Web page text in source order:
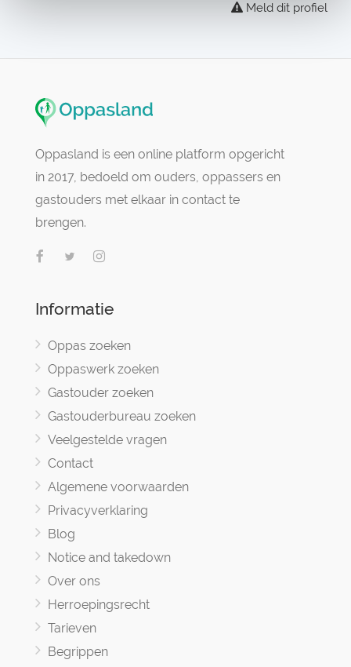
Meld dit profiel
Oppasland is een online platform opgericht
in 2017, bedoeld om ouders, oppassers en
gastouders met elkaar in contact te
brengen.
Informatie
Oppas zoeken
Oppaswerk zoeken
Gastouder zoeken
Gastouderbureau zoeken
Veelgestelde vragen
Contact
Algemene voorwaarden
Privacyverklaring
Blog
Notice and takedown
Over ons
Herroepingsrecht
Tarieven
Begrippen